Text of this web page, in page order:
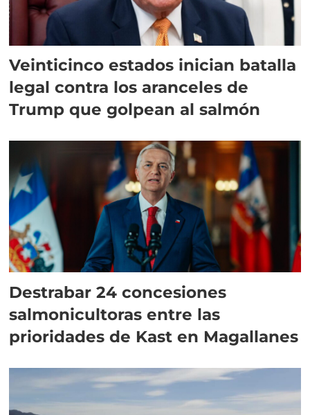
Veinticinco estados inician batalla
legal contra los aranceles de
Trump que golpean al salmón
Destrabar 24 concesiones
salmonicultoras entre las
prioridades de Kast en Magallanes